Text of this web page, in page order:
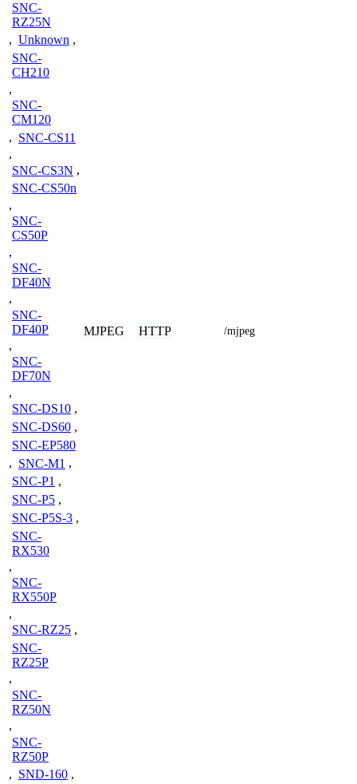
SNC-
RZ25N
, Unknown ,
SNC-
CH210
,
SNC-
CM120
, SNC-CS11
,
SNC-CS3N ,
SNC-CS50n
,
SNC-
CS50P
,
SNC-
DF40N
,
SNC-
DF40P
,
SNC-
DF70N
,
SNC-DS10 ,
SNC-DS60 ,
SNC-EP580
, SNC-M1 ,
SNC-P1 ,
SNC-P5 ,
SNC-P5S-3 ,
SNC-
RX530
,
SNC-
RX550P
,
SNC-RZ25 ,
SNC-
RZ25P
,
SNC-
RZ50N
,
SNC-
RZ50P
, SND-160 ,
MJPEG HTTP /mjpeg